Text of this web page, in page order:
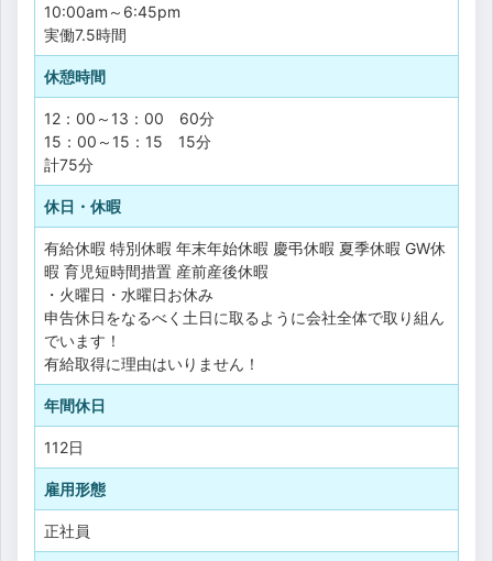
10:00am～6:45pm
実働7.5時間
休憩時間
12：00～13：00 60分
15：00～15：15 15分
計75分
休日・休暇
有給休暇 特別休暇 年末年始休暇 慶弔休暇 夏季休暇 GW休
暇 育児短時間措置 産前産後休暇
・火曜日・水曜日お休み
申告休日をなるべく土日に取るように会社全体で取り組ん
でいます！
有給取得に理由はいりません！
年間休日
112日
雇用形態
正社員